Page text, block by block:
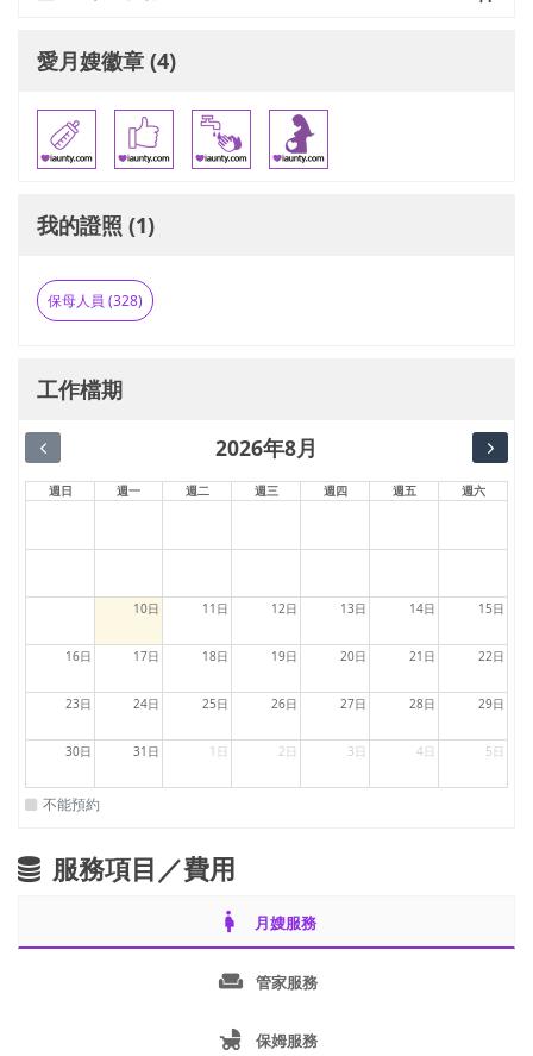
愛月嫂徽章 (4)
我的證照 (1)
保母人員 (328)
工作檔期
2026年8月
週日 週一 週二 週三 週四 週五 週六
10日 11日 12日 13日 14日 15日
16日 17日 18日 19日 20日 21日 22日
23日 24日 25日 26日 27日 28日 29日
30日 31日 1日 2日 3日 4日 5日
不能預約
服務項目／費用
pregnant_woman 月嫂服務
weekend 管家服務
child_friendly 保姆服務